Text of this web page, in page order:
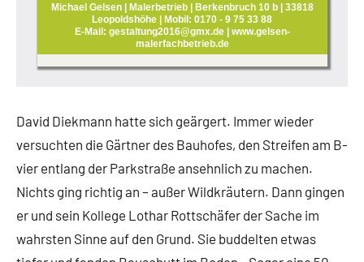
Michael Gelsen | Malerbetrieb | Berkenbruch 10 b | 33818
Leopoldshöhe | Mobil: 0170 - 9 75 33 88
E-Mail: gestaltung2016@gmx.de | www.gelsen-
malerfachbetrieb.de
David Diekmann hatte sich geärgert. Immer wieder
versuchten die Gärtner des Bauhofes, den Streifen am B-
vier entlang der Parkstraße ansehnlich zu machen.
Nichts ging richtig an – außer Wildkräutern. Dann gingen
er und sein Kollege Lothar Rottschäfer der Sache im
wahrsten Sinne auf den Grund. Sie buddelten etwas